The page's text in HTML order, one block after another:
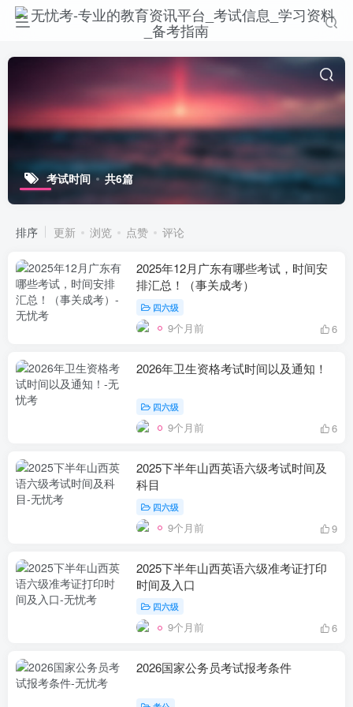
考试时间 共6篇
排序 更新 浏览 点赞 评论
2025年12月广东有哪些考试，时间安
排汇总！（事关成考）
四六级
9个月前 6
2026年卫生资格考试时间以及通知！
四六级
9个月前 6
2025下半年山西英语六级考试时间及
科目
四六级
9个月前 9
2025下半年山西英语六级准考证打印
时间及入口
四六级
9个月前 6
2026国家公务员考试报考条件